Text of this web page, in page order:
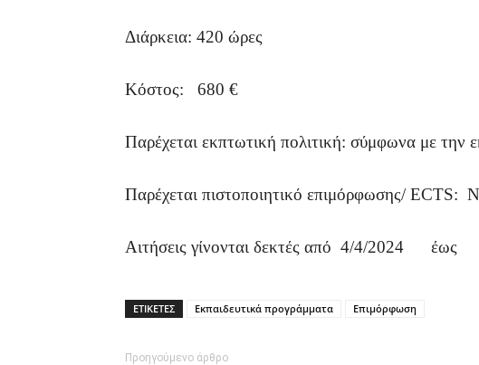
Διάρκεια: 420 ώρες
Κόστος: 680 €
Παρέχεται εκπτωτική πολιτική: σύμφωνα με
Παρέχεται πιστοποιητικό επιμόρφωσης/ ECTS:
Αιτήσεις γίνονται δεκτές από 4/4/2024 έως
ΕΤΙΚΕΤΕΣ Εκπαιδευτικά προγράμματα Επιμόρφωση
Προηγούμενο άρθρο